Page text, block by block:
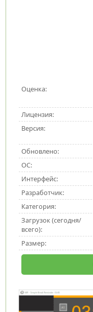
Оценка:
Лицензия:
Версия:
Обновлено:
ОС:
Интерфейс:
Разработчик:
Категория:
Загрузок (сегодня/
всего):
Размер: